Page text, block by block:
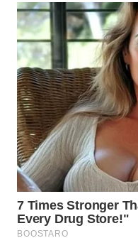
SUMEDANG
WN
CIANJUR
WN
KEPULAUAN
SERIBU
WN
TANGERANG
WN
BINJAI